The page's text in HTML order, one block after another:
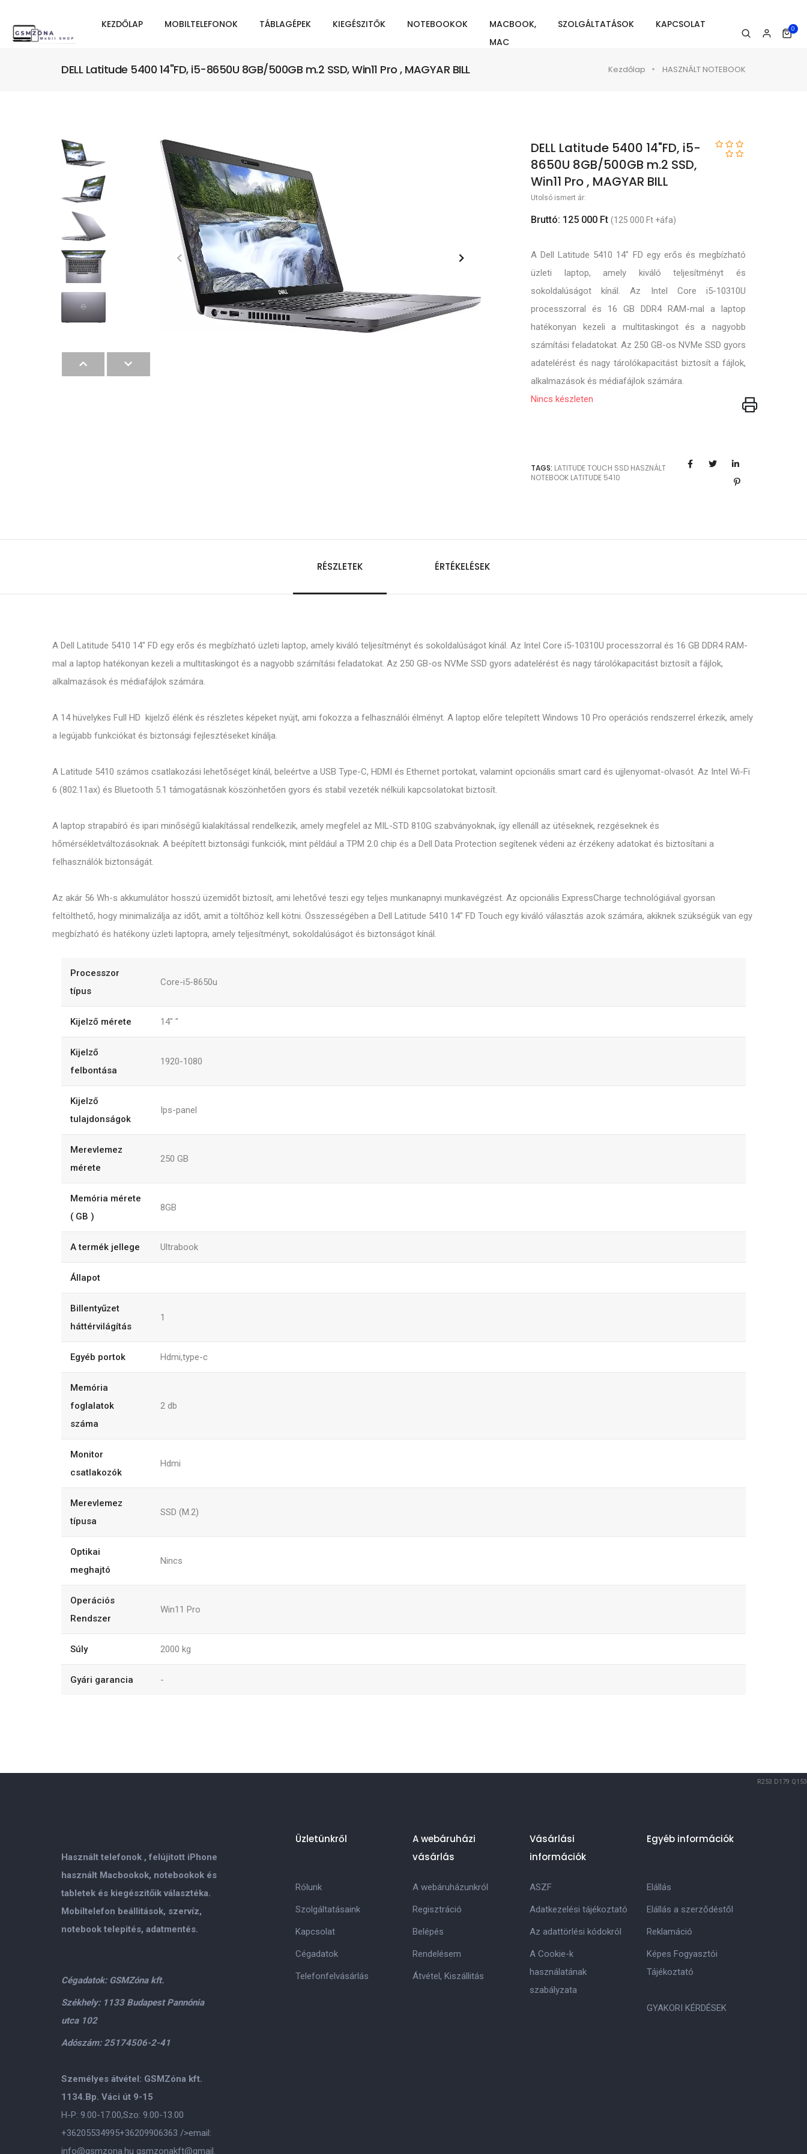
KEZDŐLAP MOBILTELEFONOK TÁBLAGÉPEK KIEGÉSZITŐK NOTEBOOKOK
MACBOOK,
MAC
SZOLGÁLTATÁSOK KAPCSOLAT 0
DELL Latitude 5400 14"FD, i5-8650U 8GB/500GB m.2 SSD, Win11 Pro , MAGYAR BILL Kezdőlap HASZNÁLT NOTEBOOK
DELL Latitude 5400 14"FD, i5-
8650U 8GB/500GB m.2 SSD,
Win11 Pro , MAGYAR BILL
Utolsó ismert ár:
Bruttó: 125 000 Ft (125 000 Ft +áfa)
A Dell Latitude 5410 14" FD egy erős és megbízható
üzleti laptop, amely kiváló teljesítményt és
sokoldalúságot kínál. Az Intel Core i5-10310U
processzorral és 16 GB DDR4 RAM-mal a laptop
hatékonyan kezeli a multitaskingot és a nagyobb
számítási feladatokat. Az 250 GB-os NVMe SSD gyors
adatelérést és nagy tárolókapacitást biztosít a fájlok,
alkalmazások és médiafájlok számára.
Nincs készleten
TAGS: LATITUDETOUCH SSD HASZNÁLT
NOTEBOOK LATITUDE 5410
RÉSZLETEK ÉRTÉKELÉSEK
A Dell Latitude 5410 14" FD egy erős és megbízható üzleti laptop, amely kiváló teljesítményt és sokoldalúságot kínál. Az Intel Core i5-10310U processzorral és 16 GB DDR4 RAM-
mal a laptop hatékonyan kezeli a multitaskingot és a nagyobb számítási feladatokat. Az 250 GB-os NVMe SSD gyors adatelérést és nagy tárolókapacitást biztosít a fájlok,
alkalmazások és médiafájlok számára.
A 14 hüvelykes Full HD kijelző élénk és részletes képeket nyújt, ami fokozza a felhasználói élményt. A laptop előre telepített Windows 10 Pro operációs rendszerrel érkezik, amely
a legújabb funkciókat és biztonsági fejlesztéseket kínálja.
A Latitude 5410 számos csatlakozási lehetőséget kínál, beleértve a USB Type-C, HDMI és Ethernet portokat, valamint opcionális smart card és ujjlenyomat-olvasót. Az Intel Wi-Fi
6 (802.11ax) és Bluetooth 5.1 támogatásnak köszönhetően gyors és stabil vezeték nélküli kapcsolatokat biztosít.
A laptop strapabíró és ipari minőségű kialakítással rendelkezik, amely megfelel az MIL-STD 810G szabványoknak, így ellenáll az ütéseknek, rezgéseknek és
hőmérsékletváltozásoknak. A beépített biztonsági funkciók, mint például a TPM 2.0 chip és a Dell Data Protection segítenek védeni az érzékeny adatokat és biztosítani a
felhasználók biztonságát.
Az akár 56 Wh-s akkumulátor hosszú üzemidőt biztosít, ami lehetővé teszi egy teljes munkanapnyi munkavégzést. Az opcionális ExpressCharge technológiával gyorsan
feltölthető, hogy minimalizálja az időt, amit a töltőhöz kell kötni. Összességében a Dell Latitude 5410 14" FD Touch egy kiváló választás azok számára, akiknek szükségük van egy
megbízható és hatékony üzleti laptopra, amely teljesítményt, sokoldalúságot és biztonságot kínál.
Processzor
típus
Core-i5-8650u
Kijelző mérete 14" "
Kijelző
felbontása
1920-1080
Kijelző
tulajdonságok
Ips-panel
Merevlemez
mérete
250 GB
Memória mérete
( GB )
8GB
A termék jellege Ultrabook
Állapot
Billentyűzet
háttérvilágítás
1
Egyéb portok Hdmi,type-c
Memória
foglalatok
száma
2 db
Monitor
csatlakozók
Hdmi
Merevlemez
típusa
SSD (M.2)
Optikai
meghajtó
Nincs
Operációs
Rendszer
Win11 Pro
Súly 2000 kg
Gyári garancia -
R253 D179 Q153
Használt telefonok , felújitott iPhone
használt Macbookok, notebookok és
tabletek és kiegészitőik választéka.
Mobiltelefon beállitások, szervíz,
notebook telepités, adatmentés.
Cégadatok: GSMZóna kft.
Székhely: 1133 Budapest Pannónia
utca 102
Adószám: 25174506-2-41
Személyes átvétel: GSMZóna kft.
1134.Bp. Váci út 9-15
H-P: 9.00-17.00,Szo: 9.00-13.00
+36205534995+36209906363 />email:
info@gsmzona.hu gsmzonakft@gmail.
Üzletünkről
Rólunk
Szolgáltatásaink
Kapcsolat
Cégadatok
Telefonfelvásárlás
A webáruházi
vásárlás
A webáruházunkról
Regisztráció
Belépés
Rendelésem
Átvétel, Kiszállitás
Vásárlási
információk
ASZF
Adatkezelési tájékoztató
Az adattörlési kódokról
A Cookie-k
használatának
szabályzata
Egyéb információk
Elállás
Elállás a szerződéstől
Reklamáció
Képes Fogyasztói
Tájékoztató
GYAKORI KÉRDÉSEK